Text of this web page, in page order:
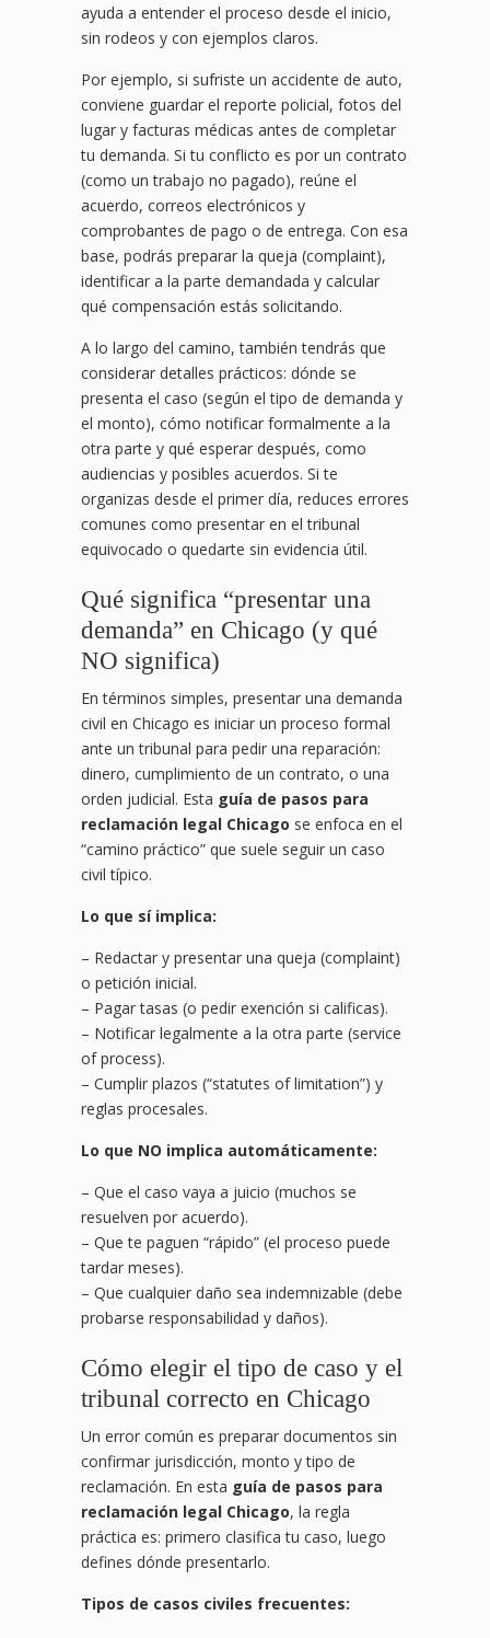
ayuda a entender el proceso desde el inicio,
sin rodeos y con ejemplos claros.
Por ejemplo, si sufriste un accidente de auto,
conviene guardar el reporte policial, fotos del
lugar y facturas médicas antes de completar
tu demanda. Si tu conflicto es por un contrato
(como un trabajo no pagado), reúne el
acuerdo, correos electrónicos y
comprobantes de pago o de entrega. Con esa
base, podrás preparar la queja (complaint),
identificar a la parte demandada y calcular
qué compensación estás solicitando.
A lo largo del camino, también tendrás que
considerar detalles prácticos: dónde se
presenta el caso (según el tipo de demanda y
el monto), cómo notificar formalmente a la
otra parte y qué esperar después, como
audiencias y posibles acuerdos. Si te
organizas desde el primer día, reduces errores
comunes como presentar en el tribunal
equivocado o quedarte sin evidencia útil.
Qué significa “presentar una
demanda” en Chicago (y qué
NO significa)
En términos simples, presentar una demanda
civil en Chicago es iniciar un proceso formal
ante un tribunal para pedir una reparación:
dinero, cumplimiento de un contrato, o una
orden judicial. Esta guía de pasos para
reclamación legal Chicago se enfoca en el
“camino práctico” que suele seguir un caso
civil típico.
Lo que sí implica:
– Redactar y presentar una queja (complaint)
o petición inicial.
– Pagar tasas (o pedir exención si calificas).
– Notificar legalmente a la otra parte (service
of process).
– Cumplir plazos (“statutes of limitation”) y
reglas procesales.
Lo que NO implica automáticamente:
– Que el caso vaya a juicio (muchos se
resuelven por acuerdo).
– Que te paguen “rápido” (el proceso puede
tardar meses).
– Que cualquier daño sea indemnizable (debe
probarse responsabilidad y daños).
Cómo elegir el tipo de caso y el
tribunal correcto en Chicago
Un error común es preparar documentos sin
confirmar jurisdicción, monto y tipo de
reclamación. En esta guía de pasos para
reclamación legal Chicago, la regla
práctica es: primero clasifica tu caso, luego
defines dónde presentarlo.
Tipos de casos civiles frecuentes: